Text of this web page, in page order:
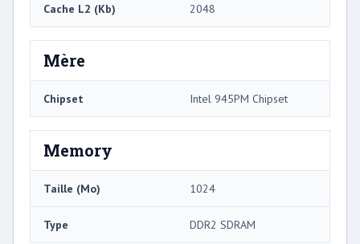
Cache L2 (Kb) 2048
Mère
Chipset Intel 945PM Chipset
Memory
Taille (Mo) 1024
Type DDR2 SDRAM